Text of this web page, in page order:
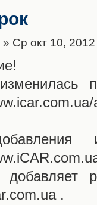
» Ср окт 10,
добавляет
.